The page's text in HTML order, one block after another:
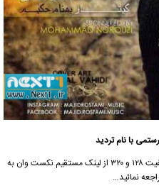
با نام تردید
جهت دانلود آهنگ تردید از مجید رستمی با کیفیت ۱۲۸ و ۳۲۰ از لینک مستقیم نکست وان به
نمائید…